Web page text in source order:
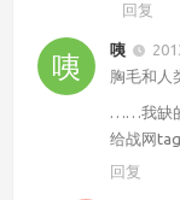
回复
咦
胸毛和人
……我缺
给战网
回复